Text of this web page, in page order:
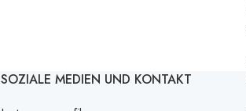
SOZIALE MEDIEN UND KONTAKT